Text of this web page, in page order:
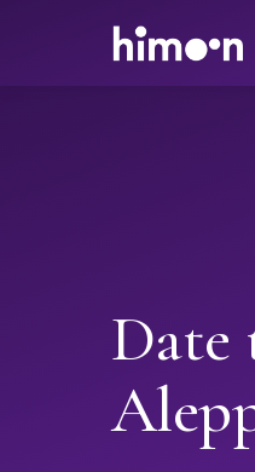
Date